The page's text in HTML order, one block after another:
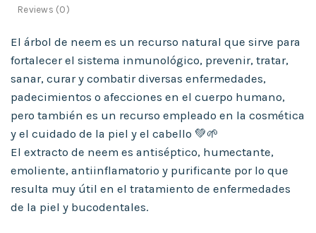
Reviews (0)
El árbol de neem es un recurso natural que sirve para
fortalecer el sistema inmunológico, prevenir, tratar,
sanar, curar y combatir diversas enfermedades,
padecimientos o afecciones en el cuerpo humano,
pero también es un recurso empleado en la cosmética
y el cuidado de la piel y el cabello 💚🌱
El extracto de neem es antiséptico, humectante,
emoliente, antiinflamatorio y purificante por lo que
resulta muy útil en el tratamiento de enfermedades
de la piel y bucodentales.